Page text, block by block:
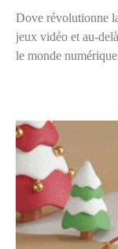
Dove révolutionne
jeux vidéo et au-
le monde